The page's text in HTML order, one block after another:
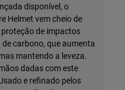
disponível, o
Helmet vem cheio de
de impactos
carbono, que aumenta
mantendo a leveza.
dadas com este
e refinado pelos